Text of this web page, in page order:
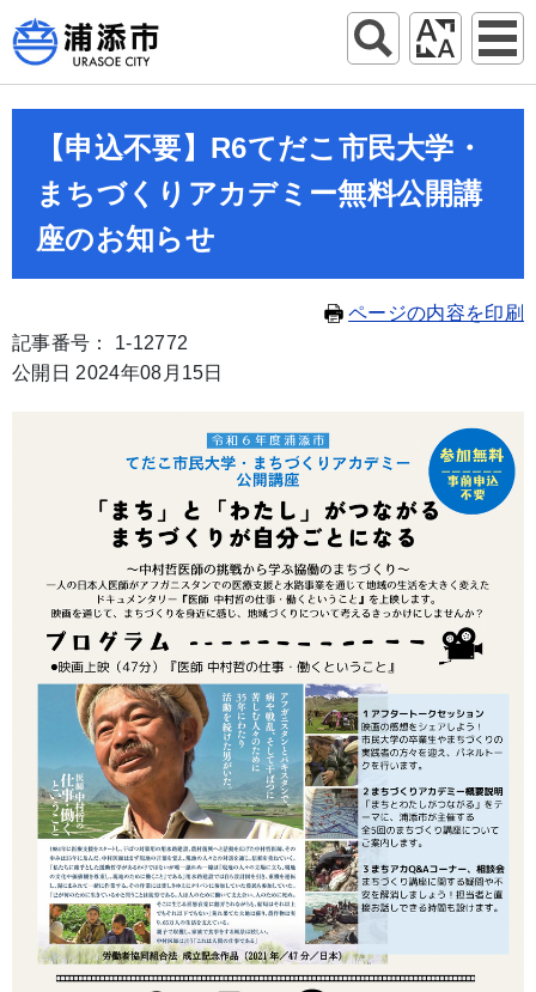
【申込不要】R6てだこ市民大学・
まちづくりアカデミー無料公開講
座のお知らせ
ページの内容を印刷
記事番号： 1-12772
公開日 2024年08月15日